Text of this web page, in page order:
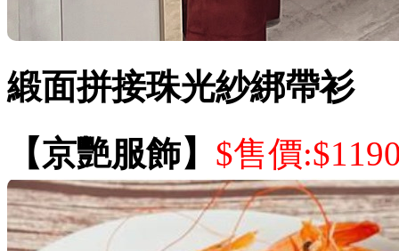
緞面拼接珠光紗綁帶衫
【京艷服飾】 $售價